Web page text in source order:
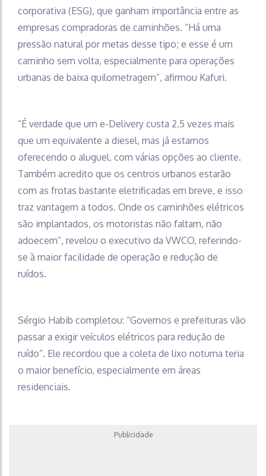
corporativa (ESG), que ganham importância entre as
empresas compradoras de caminhões. “Há uma
pressão natural por metas desse tipo; e esse é um
caminho sem volta, especialmente para operações
urbanas de baixa quilometragem”, afirmou Kafuri.
“É verdade que um e-Delivery custa 2,5 vezes mais
que um equivalente a diesel, mas já estamos
oferecendo o aluguel, com várias opções ao cliente.
Também acredito que os centros urbanos estarão
com as frotas bastante eletrificadas em breve, e isso
traz vantagem a todos. Onde os caminhões elétricos
são implantados, os motoristas não faltam, não
adoecem”, revelou o executivo da VWCO, referindo-
se à maior facilidade de operação e redução de
ruídos.
Sérgio Habib completou: “Governos e prefeituras vão
passar a exigir veículos elétricos para redução de
ruído”. Ele recordou que a coleta de lixo noturna teria
o maior benefício, especialmente em áreas
residenciais.
Publicidade